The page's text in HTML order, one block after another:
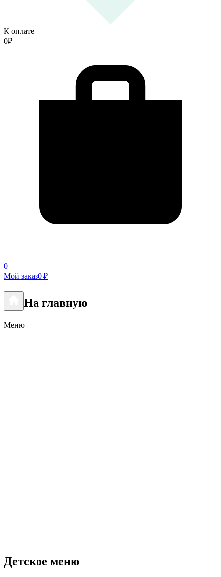
К оплате
0₽
0
Мой заказ0 ₽
На главную
Меню
Детское меню